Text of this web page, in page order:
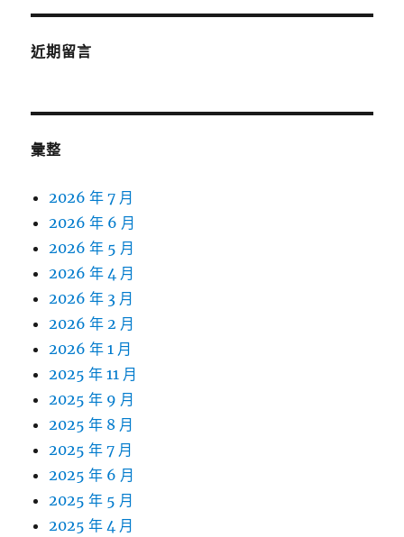
近期留言
彙整
2026 年 7 月
2026 年 6 月
2026 年 5 月
2026 年 4 月
2026 年 3 月
2026 年 2 月
2026 年 1 月
2025 年 11 月
2025 年 9 月
2025 年 8 月
2025 年 7 月
2025 年 6 月
2025 年 5 月
2025 年 4 月